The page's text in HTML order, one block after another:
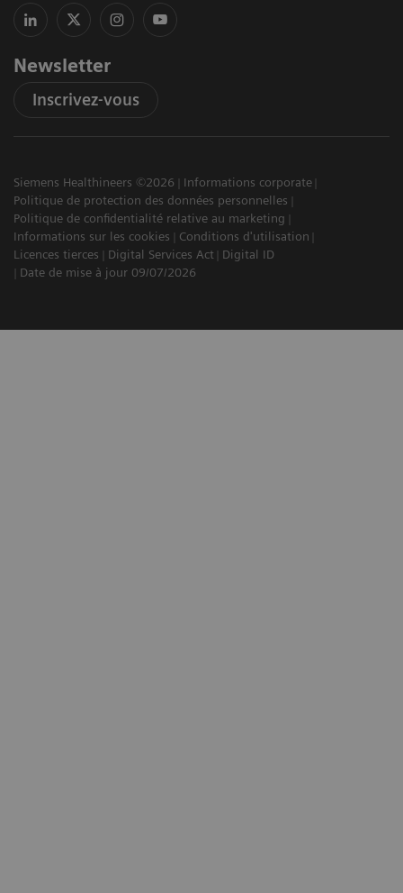
Newsletter
Inscrivez-vous
Siemens Healthineers ©2026
Informations corporate
Politique de protection des données personnelles
Politique de confidentialité relative au marketing
Informations sur les cookies
Conditions d'utilisation
Licences tierces
Digital Services Act
Digital ID
Date de mise à jour 09/07/2026